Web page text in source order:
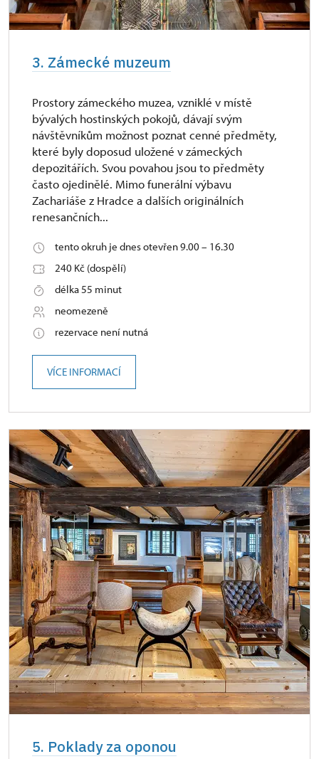
3. Zámecké muzeum
Prostory zámeckého muzea, vzniklé v místě
bývalých hostinských pokojů, dávají svým
návštěvníkům možnost poznat cenné předměty,
které byly doposud uložené v zámeckých
depozitářích. Svou povahou jsou to předměty
často ojedinělé. Mimo funerální výbavu
Zachariáše z Hradce a dalších originálních
renesančních...
tento okruh je dnes otevřen 9.00 – 16.30
240 Kč (dospělí)
délka 55 minut
neomezeně
rezervace není nutná
VÍCE INFORMACÍ
5. Poklady za oponou